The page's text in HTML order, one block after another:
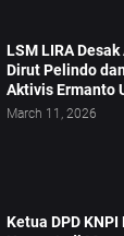
LSM LIRA
Dirut Pelindo
Aktivis Ermanto
March 11, 2026
Ketua DPD